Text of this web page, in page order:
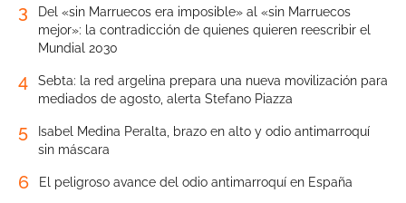
3
Del «sin Marruecos era imposible» al «sin Marruecos
mejor»: la contradicción de quienes quieren reescribir el
Mundial 2030
4
Sebta: la red argelina prepara una nueva movilización para
mediados de agosto, alerta Stefano Piazza
5
Isabel Medina Peralta, brazo en alto y odio antimarroquí
sin máscara
6 El peligroso avance del odio antimarroquí en España